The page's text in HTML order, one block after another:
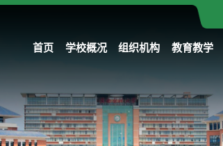
首页 学校概况 组织机构 教育教学